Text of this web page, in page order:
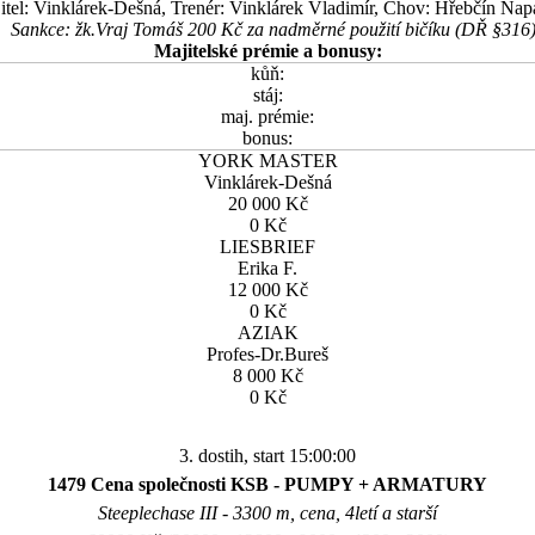
Vinklárek-Dešná, Trenér: Vinklárek Vladimír, Chov: Hřebčín
Sankce: žk.Vraj Tomáš 200 Kč za nadměrné použití bičíku (DŘ §316)
Majitelské prémie a bonusy:
kůň:
stáj:
maj. prémie:
bonus:
YORK MASTER
Vinklárek-Dešná
20 000 Kč
0 Kč
LIESBRIEF
Erika F.
12 000 Kč
0 Kč
AZIAK
Profes-Dr.Bureš
8 000 Kč
0 Kč
3. dostih, start 15:00:00
1479 Cena společnosti KSB - PUMPY + ARMATURY
Steeplechase III - 3300 m, cena, 4letí a starší